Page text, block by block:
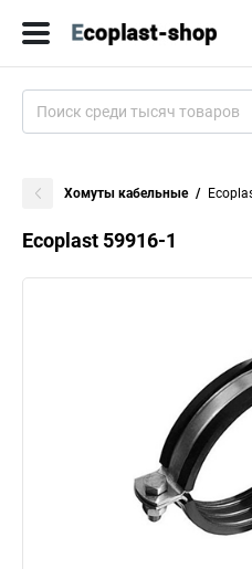
Хомуты кабельные
Ecoplast 59916-1